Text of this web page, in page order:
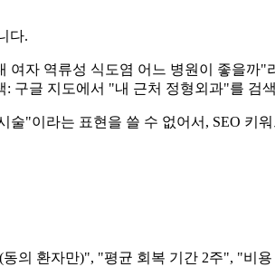
다.
여자 역류성 식도염 어느 병원이 좋을까
구글 지도에서 "내 근처 정형외과"를 검
"이라는 표현을 쓸 수 없어서, SEO 키
의 환자만)", "평균 회복 기간 2주", "비용